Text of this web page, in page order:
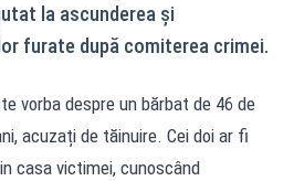
la ascunderea și
furate după comiterea crimei.
vorba despre un bărbat de 46 de
acuzați de tăinuire. Cei doi ar fi
casa victimei, cunoscând